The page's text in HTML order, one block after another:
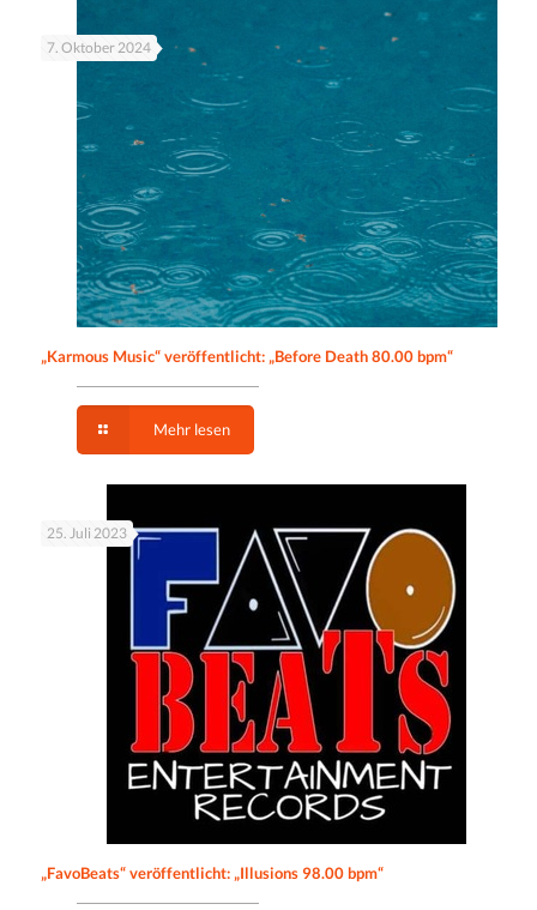
7. Oktober 2024
„Karmous Music“ veröffentlicht: „Before Death 80.00 bpm“
Mehr lesen
25. Juli 2023
„FavoBeats“ veröffentlicht: „Illusions 98.00 bpm“